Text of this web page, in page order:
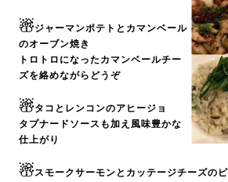
☃ジャーマンポテトとカマンベール
のオーブン焼き
トロトロになったカマンベールチー
ズを絡めながらどうぞ
☃タコとレンコンのアヒージョ
タプナードソースも加え風味豊かな
仕上がり
☃スモークサーモンとカッテージチーズの